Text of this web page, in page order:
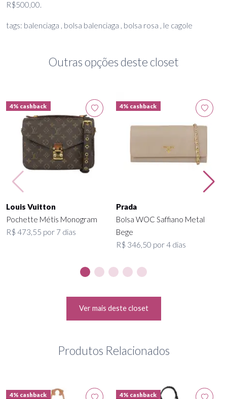
R$500,00.
tags: balenciaga , bolsa balenciaga , bolsa rosa , le cagole
Outras opções deste closet
4% cashback
Louis Vuitton
Pochette Métis Monogram
R$ 473,55 por 7 dias
4% cashback
Prada
Bolsa WOC Saffiano Metal
Bege
R$ 346,50 por 4 dias
Ver mais deste closet
Produtos Relacionados
4% cashback 4% cashback